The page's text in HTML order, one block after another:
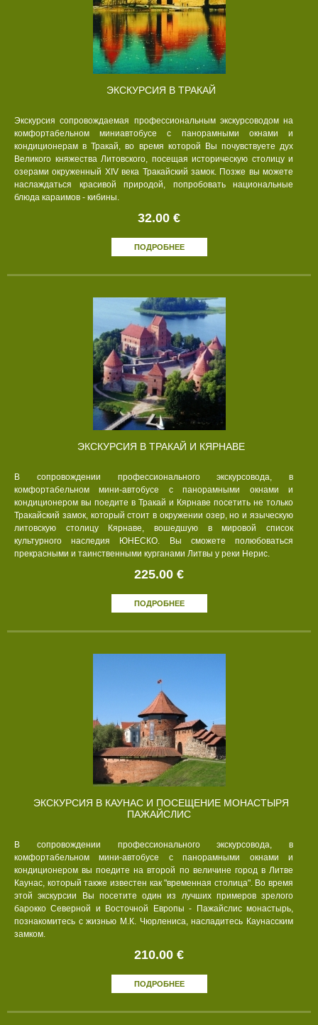
ЭКСКУРСИЯ В ТРАКАЙ
Экскурсия сопровождаемая профессиональным экскурсоводом на
комфортабельном миниавтобусе с панорамными окнами и
кондиционерам в Тракай, во время которой Вы почувствуете дух
Великого княжества Литовского, посещая историческую столицу и
озерами окруженный XIV века Тракайский замок. Позже вы можете
наслаждаться красивой природой, попробовать национальные
блюда караимов - кибины.
32.00 €
ПОДРОБНЕЕ
ЭКСКУРСИЯ В ТРАКАЙ И КЯРНАВЕ
В сопровождении профессионального экскурсовода, в
комфортабельном мини-автобусе с панорамными окнами и
кондиционером вы поедите в Тракай и Кярнаве посетить не только
Тракайский замок, который стоит в окружении озер, но и языческую
литовскую столицу Кярнаве, вошедшую в мировой список
культурного наследия ЮНЕСКО. Вы сможете полюбоваться
прекрасными и таинственными курганами Литвы у реки Нерис.
225.00 €
ПОДРОБНЕЕ
ЭКСКУРСИЯ В КАУНАС И ПОСЕЩЕНИЕ МОНАСТЫРЯ
ПАЖАЙСЛИС
В сопровождении профессионального экскурсовода, в
комфортабельном мини-автобусе с панорамными окнами и
кондиционером вы поедите на второй по величине город в Литве
Каунас, который также известен как "временная столица". Во время
этой экскурсии Вы посетите один из лучших примеров зрелого
барокко Северной и Восточной Европы - Пажайслис монастырь,
познакомитесь с жизнью М.К. Чюрлениса, насладитесь Каунасским
замком.
210.00 €
ПОДРОБНЕЕ